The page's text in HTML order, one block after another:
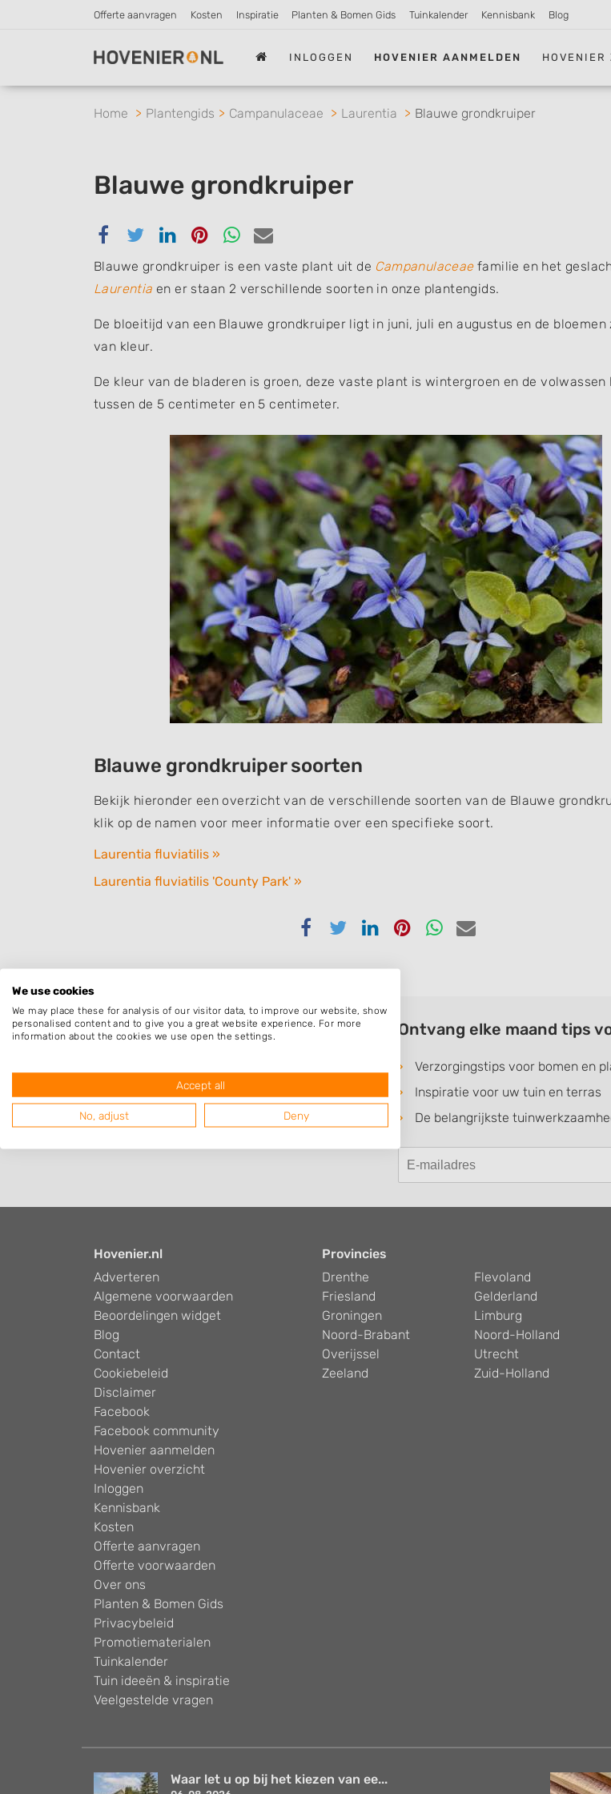
Offerte aanvragen Kosten Inspiratie Planten & Bomen Gids Tuinkalender Kennisbank Blog
INLOGGEN HOVENIER AANMELDEN HOVENIER
Home Plantengids Campanulaceae Laurentia Blauwe grondkruiper
Blauwe grondkruiper
Delen
Facebook
Delen
Twitter
Delen
Linkedin
Delen
Pinterest
Delen
Whatsapp
Delen
email
Blauwe grondkruiper is een vaste plant uit de Campanulaceaefamilie en het
Laurentia en er staan 2 verschillende soorten in onze plantengids.
De bloeitijd van een Blauwe grondkruiper ligt in juni, juli en augustus en de bloemen
van kleur.
De kleur van de bladeren is groen, deze vaste plant is wintergroen en de
tussen de 5 centimeter en 5 centimeter.
Blauwe grondkruiper soorten
Bekijk hieronder een overzicht van de verschillende soorten van de Blauwe
klik op de namen voor meer informatie over een specifieke soort.
Laurentia fluviatilis »
Laurentia fluviatilis 'County Park' »
Delen
Facebook
Delen
Twitter
Delen
Linkedin
Delen
Pinterest
DelenDelen
Ontvang elke maand tips
Verzorgingstips voor bomen en
Inspiratie voor uw tuin en terras
De belangrijkste
Hovenier.nl
Adverteren
Algemene voorwaarden
Beoordelingen widget
Blog
Contact
Cookiebeleid
Disclaimer
Facebook
Facebook community
Hovenier aanmelden
Hovenier overzicht
Inloggen
Kennisbank
Kosten
Offerte aanvragen
Offerte voorwaarden
Over ons
Planten & Bomen Gids
Privacybeleid
Promotiematerialen
Tuinkalender
Tuin ideeën & inspiratie
Veelgestelde vragen
Provincies
Drenthe
Flevoland
Friesland
Gelderland
Groningen
Limburg
Noord-Brabant
Noord-Holland
Overijssel
Utrecht
Zeeland
Zuid-Holland
Waar let u op bij het kiezen van ee...
We use cookies
We may place these for analysis of our visitor data, to improve our website, show
personalised content and to give you a great website experience. For more
information about the cookies we use open the settings.
Accept all
No, adjust Deny